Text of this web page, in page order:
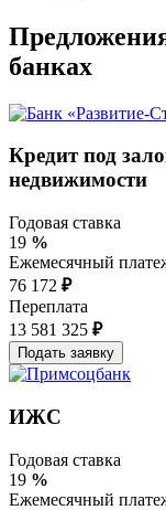
банках
Кредит под
недвижимости
Годовая ставка
19 %
Ежемесячный
76 172 ₽
Переплата
13 581 325 ₽
ИЖС
Годовая ставка
19 %
Ежемесячный